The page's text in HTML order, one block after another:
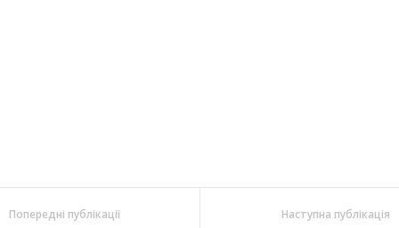
Попередні публікації Наступна публікація